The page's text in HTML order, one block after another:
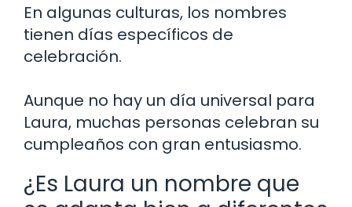
En algunas culturas, los nombres
tienen días específicos de
celebración.
Aunque no hay un día universal para
Laura, muchas personas celebran su
cumpleaños con gran entusiasmo.
¿Es Laura un nombre que